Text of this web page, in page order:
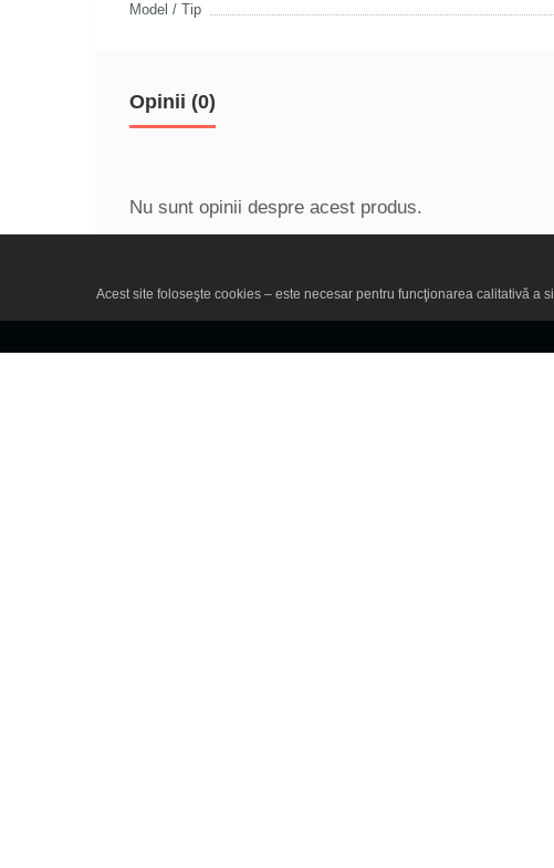
Model / Tip
Opinii (0)
Nu sunt opinii despre acest produs.
Acest site foloseşte cookies – este necesar pentru funcţionarea calitativă